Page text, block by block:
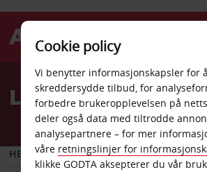
Welcome
AvisLeiebil Ivrea
HENT FRA
Cookie policy
Vi benytter informasjonskapsler for
skreddersydde tilbud, for
forbedre brukeropplevelsen på
deler også data med tiltrodde
analysepartnere – for mer
våre retningslinjer for
klikke GODTA aksepterer du vår